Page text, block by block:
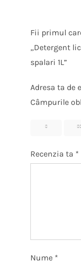
Fii primul
„Detergent
spalari 1L”
Adresa ta de
Câmpurile
Recenzia ta *
Nume *